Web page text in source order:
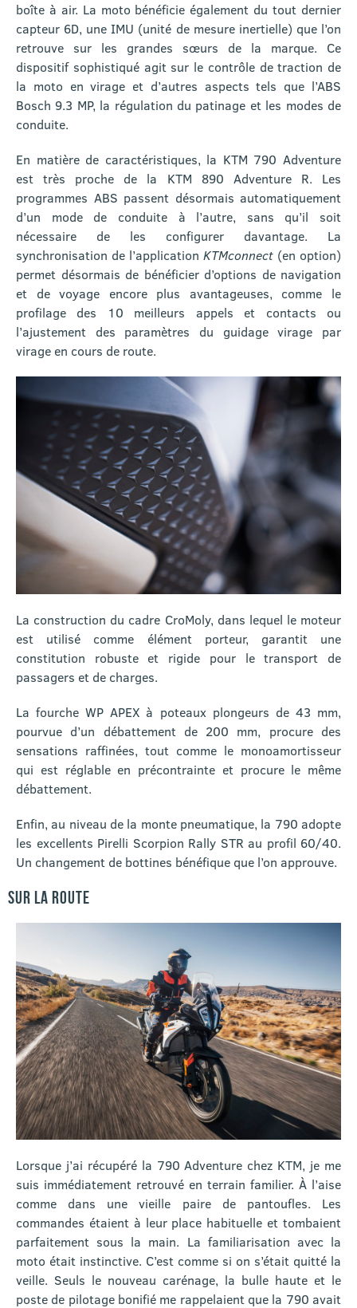
boîte à air. La moto bénéficie également du tout dernier
capteur 6D, une IMU (unité de mesure inertielle) que l’on
retrouve sur les grandes sœurs de la marque. Ce
dispositif sophistiqué agit sur le contrôle de traction de
la moto en virage et d’autres aspects tels que l’ABS
Bosch 9.3 MP, la régulation du patinage et les modes de
conduite.
En matière de caractéristiques, la KTM 790 Adventure
est très proche de la KTM 890 Adventure R. Les
programmes ABS passent désormais automatiquement
d’un mode de conduite à l’autre, sans qu’il soit
nécessaire de les configurer davantage. La
synchronisation de l’application KTMconnect (en option)
permet désormais de bénéficier d’options de navigation
et de voyage encore plus avantageuses, comme le
profilage des 10 meilleurs appels et contacts ou
l’ajustement des paramètres du guidage virage par
virage en cours de route.
La construction du cadre CroMoly, dans lequel le moteur
est utilisé comme élément porteur, garantit une
constitution robuste et rigide pour le transport de
passagers et de charges.
La fourche WP APEX à poteaux plongeurs de 43 mm,
pourvue d’un débattement de 200 mm, procure des
sensations raffinées, tout comme le monoamortisseur
qui est réglable en précontrainte et procure le même
débattement.
Enfin, au niveau de la monte pneumatique, la 790 adopte
les excellents Pirelli Scorpion Rally STR au profil 60/40.
Un changement de bottines bénéfique que l’on approuve.
SUR LA ROUTE
Lorsque j’ai récupéré la 790 Adventure chez KTM, je me
suis immédiatement retrouvé en terrain familier. À l’aise
comme dans une vieille paire de pantoufles. Les
commandes étaient à leur place habituelle et tombaient
parfaitement sous la main. La familiarisation avec la
moto était instinctive. C’est comme si on s’était quitté la
veille. Seuls le nouveau carénage, la bulle haute et le
poste de pilotage bonifié me rappelaient que la 790 avait